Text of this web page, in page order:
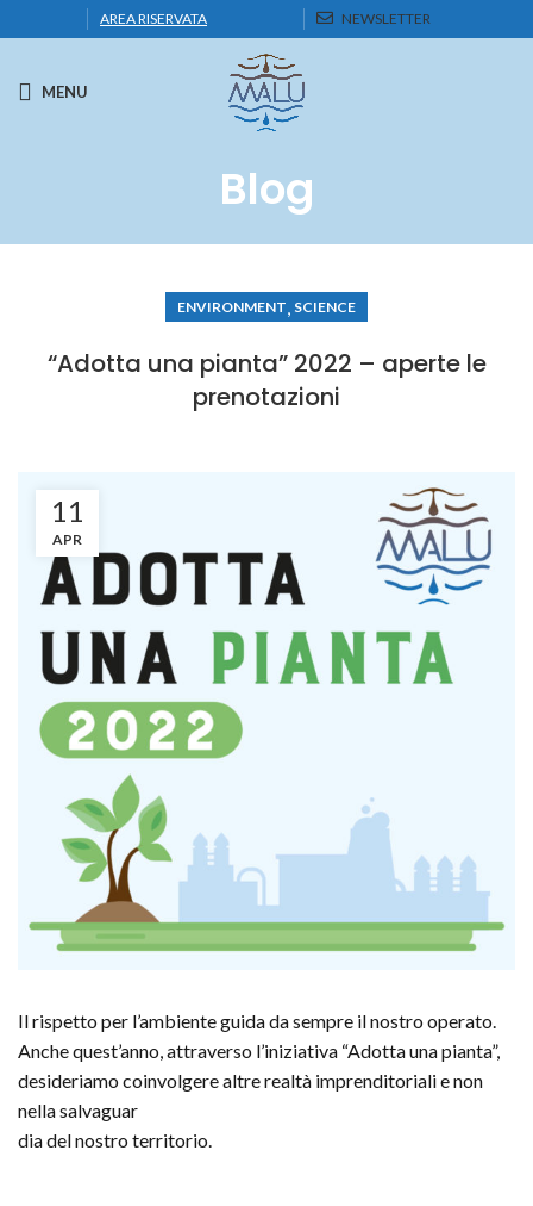
AREA RISERVATA NEWSLETTER
MENU
Blog
ENVIRONMENT, SCIENCE
“Adotta una pianta” 2022 – aperte le
prenotazioni
11
APR
Il rispetto per l’ambiente guida da sempre il nostro operato.
Anche quest’anno, attraverso l’iniziativa “Adotta una pianta”,
desideriamo coinvolgere altre realtà imprenditoriali e non
nella salvaguar
dia del nostro territorio.